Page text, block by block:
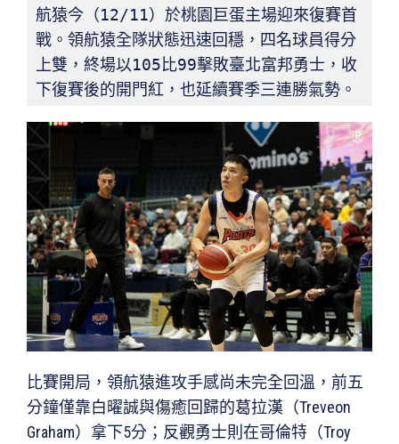
航猿今（12/11）於桃園巨蛋主場迎來復賽首
戰。領航猿全隊狀態迅速回穩，四名球員得分
上雙，終場以105比99擊敗臺北富邦勇士，收
下復賽後的開門紅，也延續賽季三連勝氣勢。
比賽開局，領航猿進攻手感尚未完全回溫，前五
分鐘僅靠白曜誠與傷癒回歸的葛拉漢（Treveon
Graham）拿下5分；反觀勇士則在哥倫特（Troy